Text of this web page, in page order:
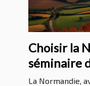
Choisir la
séminaire
avantages ?
La Normandie,